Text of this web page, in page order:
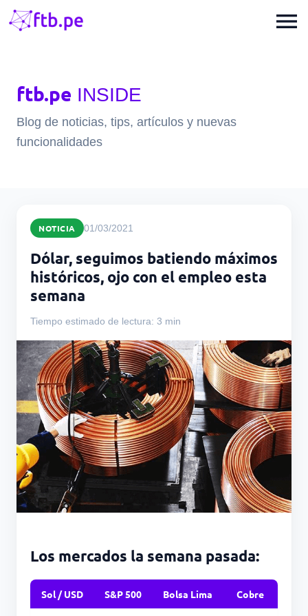
menu
ftb.pe INSIDE
Blog de noticias, tips, artículos y nuevas
funcionalidades
NOTICIA 01/03/2021
Dólar, seguimos batiendo máximos
históricos, ojo con el empleo esta
semana
Tiempo estimado de lectura: 3 min
Los mercados la semana pasada:
Sol / USD S&P 500 Bolsa Lima Cobre